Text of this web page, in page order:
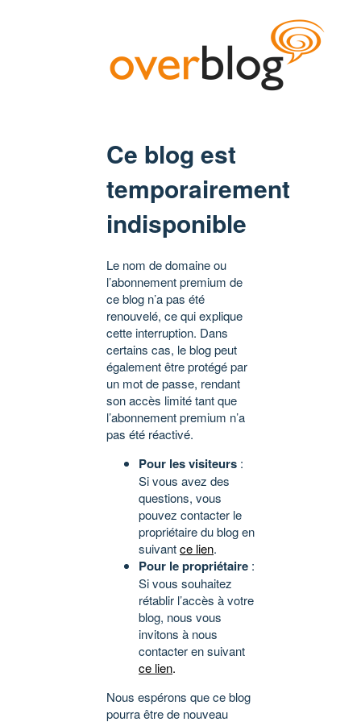
Ce blog est
temporairement
indisponible
Le nom de domaine ou
l’abonnement premium de
ce blog n’a pas été
renouvelé, ce qui explique
cette interruption. Dans
certains cas, le blog peut
également être protégé par
un mot de passe, rendant
son accès limité tant que
l’abonnement premium n’a
pas été réactivé.
Pour les visiteurs :
Si vous avez des
questions, vous
pouvez contacter le
propriétaire du blog en
suivantce lien.
Pour le propriétaire :
Si vous souhaitez
rétablir l’accès à votre
blog, nous vous
invitons à nous
contacter en suivant
ce lien.
Nous espérons que ce blog
pourra être de nouveau